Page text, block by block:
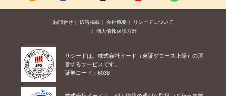
お問合せ 広告掲載 会社概要
リシードについて
個人情報保護方針
リシードは、株式会社イード（東証グロース上場）の運
営するサービスです。
証券コード：6038